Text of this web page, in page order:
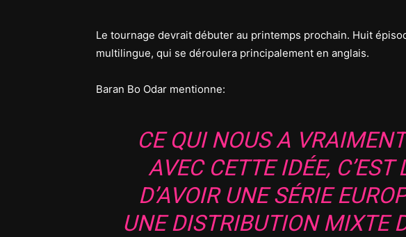
Le tournage devrait débuter au printemps prochain. Huit
multilingue, qui se déroulera principalement en anglais.
Baran Bo Odar mentionne:
CE QUI NOUS A
AVEC CETTE IDÉE, C’EST
D’AVOIR UNE SÉRIE
UNE DISTRIBUTION MIXTE